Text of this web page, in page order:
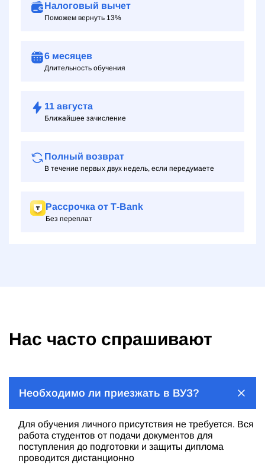
Налоговый вычет
Поможем вернуть 13%
6 месяцев
Длительность обучения
11 августа
Ближайшее зачисление
Полный возврат
В течение первых двух недель, если передумаете
Рассрочка от Т‑Bank
Без переплат
Нас часто спрашивают
Необходимо ли приезжать в ВУЗ?
Для обучения личного присутствия не требуется. Вся
работа студентов от подачи документов для
поступления до подготовки и защиты диплома
проводится дистанционно